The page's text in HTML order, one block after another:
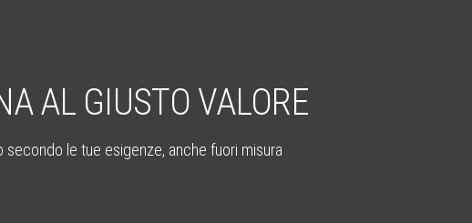
AL GIUSTO VALORE
secondo le tue esigenze, anche fuori misura